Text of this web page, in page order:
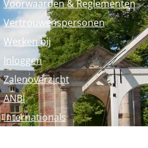
Voorwaarden & Reglementen
Vertrouwenspersonen
Werken bij
Inloggen
Zalenoverzicht
ANBI
Internationals